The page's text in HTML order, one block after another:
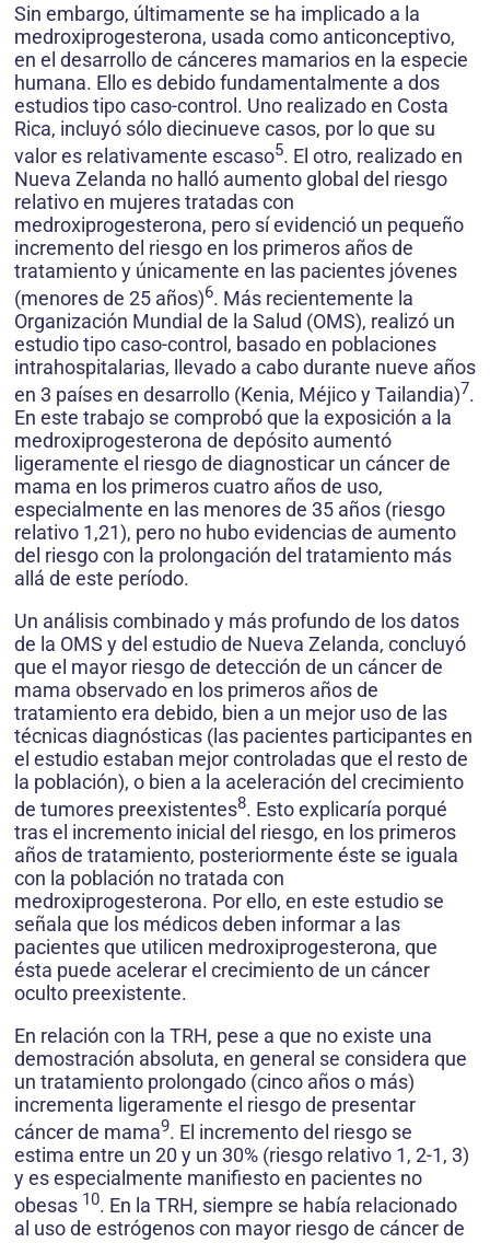
Sin embargo, últimamente se ha implicado a la
medroxiprogesterona, usada como anticonceptivo,
en el desarrollo de cánceres mamarios en la especie
humana. Ello es debido fundamentalmente a dos
estudios tipo caso-control. Uno realizado en Costa
Rica, incluyó sólo diecinueve casos, por lo que su
valor es relativamente escaso5. El otro, realizado en
Nueva Zelanda no halló aumento global del riesgo
relativo en mujeres tratadas con
medroxiprogesterona, pero sí evidenció un pequeño
incremento del riesgo en los primeros años de
tratamiento y únicamente en las pacientes jóvenes
(menores de 25 años)6. Más recientemente la
Organización Mundial de la Salud (OMS), realizó un
estudio tipo caso-control, basado en poblaciones
intrahospitalarias, llevado a cabo durante nueve años
en 3 países en desarrollo (Kenia, Méjico y Tailandia)7.
En este trabajo se comprobó que la exposición a la
medroxiprogesterona de depósito aumentó
ligeramente el riesgo de diagnosticar un cáncer de
mama en los primeros cuatro años de uso,
especialmente en las menores de 35 años (riesgo
relativo 1,21), pero no hubo evidencias de aumento
del riesgo con la prolongación del tratamiento más
allá de este período.
Un análisis combinado y más profundo de los datos
de la OMS y del estudio de Nueva Zelanda, concluyó
que el mayor riesgo de detección de un cáncer de
mama observado en los primeros años de
tratamiento era debido, bien a un mejor uso de las
técnicas diagnósticas (las pacientes participantes en
el estudio estaban mejor controladas que el resto de
la población), o bien a la aceleración del crecimiento
de tumores preexistentes8. Esto explicaría porqué
tras el incremento inicial del riesgo, en los primeros
años de tratamiento, posteriormente éste se iguala
con la población no tratada con
medroxiprogesterona. Por ello, en este estudio se
señala que los médicos deben informar a las
pacientes que utilicen medroxiprogesterona, que
ésta puede acelerar el crecimiento de un cáncer
oculto preexistente.
En relación con la TRH, pese a que no existe una
demostración absoluta, en general se considera que
un tratamiento prolongado (cinco años o más)
incrementa ligeramente el riesgo de presentar
cáncer de mama9. El incremento del riesgo se
estima entre un 20 y un 30% (riesgo relativo 1, 2-1, 3)
y es especialmente manifiesto en pacientes no
obesas 10. En la TRH, siempre se había relacionado
al uso de estrógenos con mayor riesgo de cáncer de